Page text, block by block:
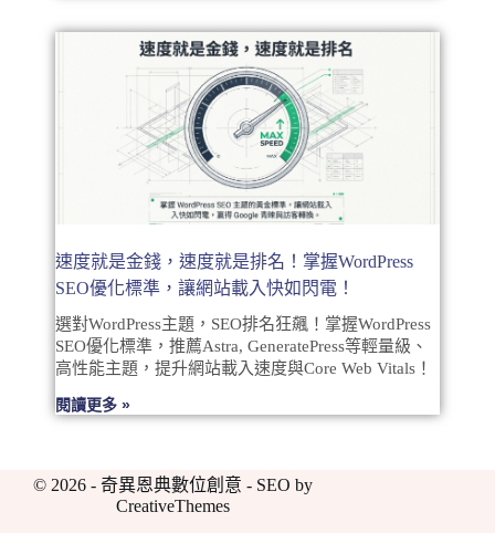
速度就是金錢，速度就是排名！掌握WordPress
SEO優化標準，讓網站載入快如閃電！
選對WordPress主題，SEO排名狂飆！掌握WordPress
SEO優化標準，推薦Astra, GeneratePress等輕量級、
高性能主題，提升網站載入速度與Core Web Vitals！
閱讀更多 »
© 2026 - 奇異恩典數位創意 - SEO by
CreativeThemes